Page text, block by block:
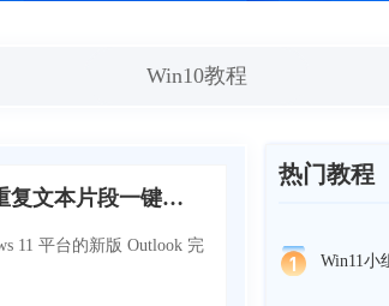
Win10教程
Win10/Win11 新版 Outlook 补齐快速组件，支持重复文本片段一键调用
11 平台的新版 Outlook 完
热门教程
Win11小